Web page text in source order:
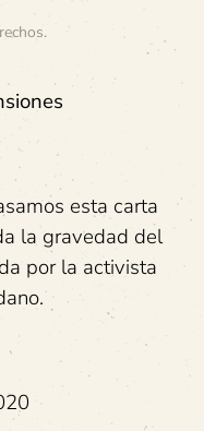
.
esta carta
la gravedad del
por la activista